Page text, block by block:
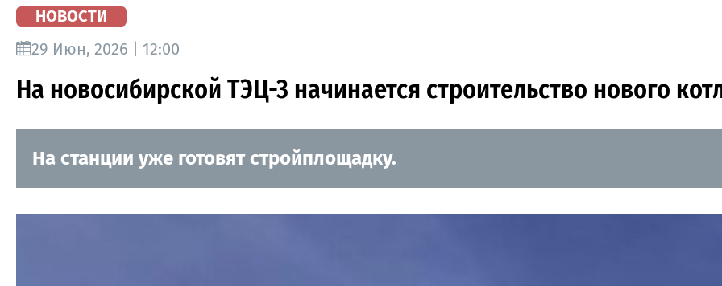
НОВОСТИ
29 Июн, 2026 | 12:00
На новосибирской ТЭЦ-3 начинается строительство нового
На станции уже готовят стройплощадку.